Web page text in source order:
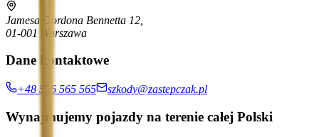
Jamesa Gordona Bennetta 12,
01-001 Warszawa
Dane kontaktowe
+48 536 565 565 szkody@zastepczak.pl
Wynajmujemy pojazdy na terenie całej Polski